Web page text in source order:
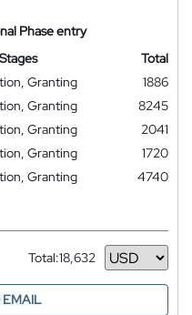
Phase entry
Stages
Total
Granting
1886
Granting
8245
Granting
2041
Granting
1720
Granting
4740
Total:18,632
Currency
EMAIL